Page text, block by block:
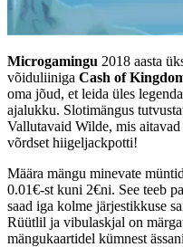
Microgamingu 2018 aasta
võiduliiniga Cash of
oma jõud, et leida üles
ajalukku. Slotimängus
Vallutavaid Wilde, mis
võrdset hiigeljackpotti!
Määra mängu minevate
0.01€-st kuni 2€ni. See teeb
saad iga kolme järjestikkuse
Rüütlil ja vibulaskjal on
mängukaartidel kümnest